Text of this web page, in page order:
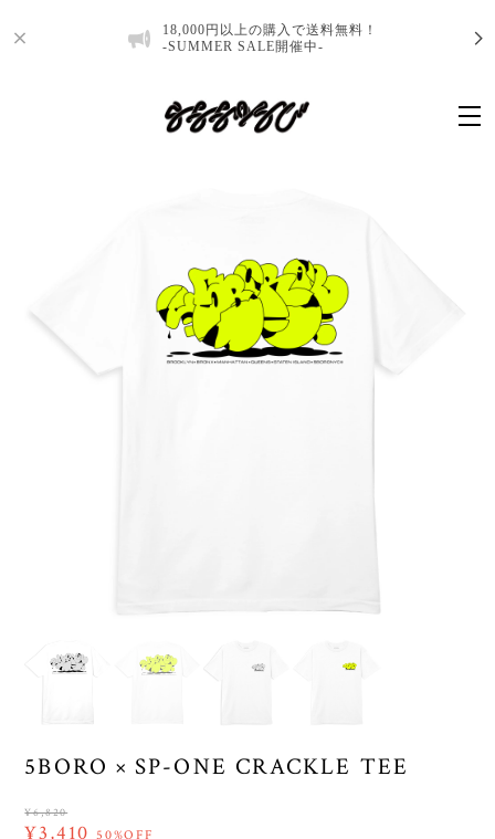
18,000円以上の購入で送料無料！
-SUMMER SALE開催中-
5BORO × SP-ONE CRACKLE TEE
¥6,820
¥3,410 50%OFF